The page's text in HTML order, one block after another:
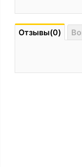
Отзывы(0)